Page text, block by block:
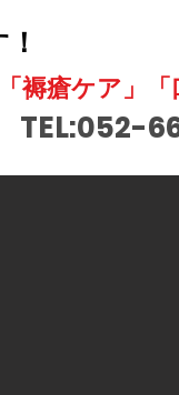
褥瘡ケア」「
TEL:052-